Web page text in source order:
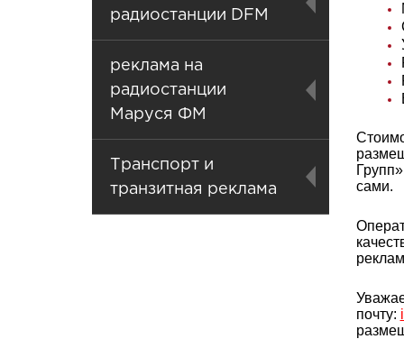
радиостанции DFM
реклама на
радиостанции
Маруся ФМ
Транспорт и
транзитная реклама
сами.
почту: